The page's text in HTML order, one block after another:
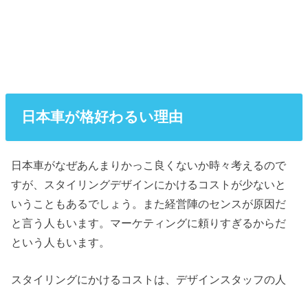
日本車が格好わるい理由
日本車がなぜあんまりかっこ良くないか時々考えるので
すが、スタイリングデザインにかけるコストが少ないと
いうこともあるでしょう。また経営陣のセンスが原因だ
と言う人もいます。マーケティングに頼りすぎるからだ
という人もいます。
スタイリングにかけるコストは、デザインスタッフの人